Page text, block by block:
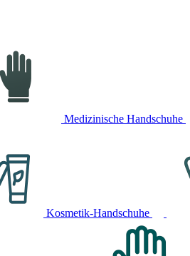
Medizinische Handschuhe
Kosmetik-Handschuhe